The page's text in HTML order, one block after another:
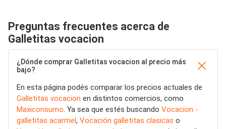
Preguntas frecuentes acerca de
Galletitas vocacion
¿Dónde comprar Galletitas vocacion al precio más
bajo?
En esta página podés comparar los precios actuales de
Galletitas vocacion en distintos comercios, como
Maxiconsumo. Ya sea que estés buscando Vocacion -
galletitas acarmel, Vocación galletitas clasicas o